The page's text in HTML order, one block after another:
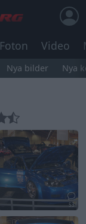
Foton Video
Nya bilder Nya
53